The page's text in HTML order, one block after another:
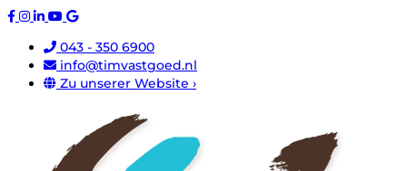
043 - 350 6900
info@timvastgoed.nl
Zu unserer Website ›